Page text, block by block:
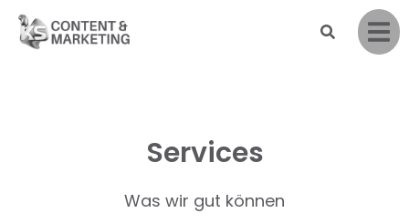
Services
Was wir gut können